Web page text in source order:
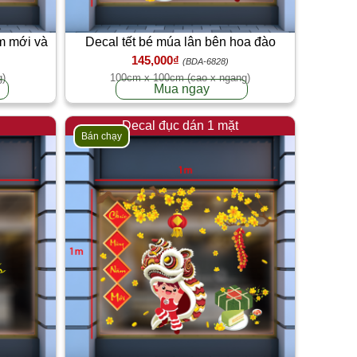
mới và
Decal tết bé múa lân bên hoa đào
145,000₫ (BDA-6828)
100cm x 100cm (cao x ngang)
Mua ngay
Decal đục dán 1 mặt
Bán chạy